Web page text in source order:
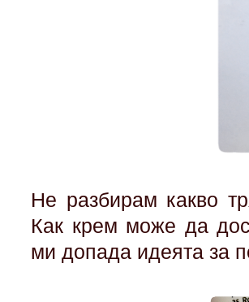
Не разбирам какво
Как крем може да
ми допада идеята за